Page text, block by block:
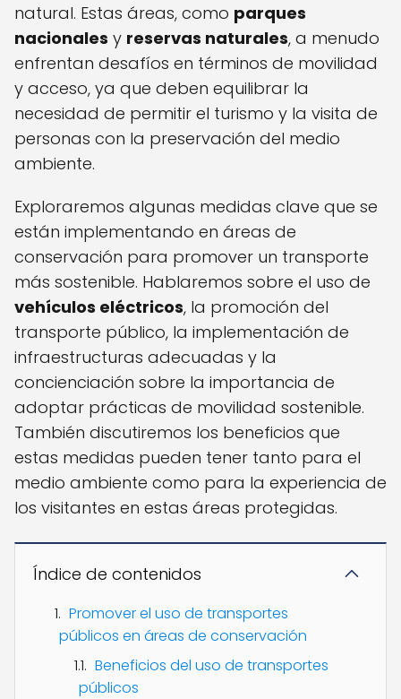
natural. Estas áreas, como parques
nacionales y reservas naturales, a menudo
enfrentan desafíos en términos de movilidad
y acceso, ya que deben equilibrar la
necesidad de permitir el turismo y la visita de
personas con la preservación del medio
ambiente.
Exploraremos algunas medidas clave que se
están implementando en áreas de
conservación para promover un transporte
más sostenible. Hablaremos sobre el uso de
vehículos eléctricos, la promoción del
transporte público, la implementación de
infraestructuras adecuadas y la
concienciación sobre la importancia de
adoptar prácticas de movilidad sostenible.
También discutiremos los beneficios que
estas medidas pueden tener tanto para el
medio ambiente como para la experiencia de
los visitantes en estas áreas protegidas.
Índice de contenidos
Promover el uso de transportes
públicos en áreas de conservación
Beneficios del uso de transportes
públicos